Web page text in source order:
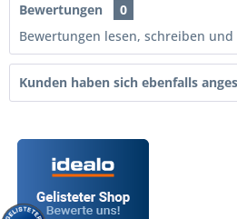
Bewertungen
0
Bewertungen lesen, schreiben
Kunden haben sich ebenfalls